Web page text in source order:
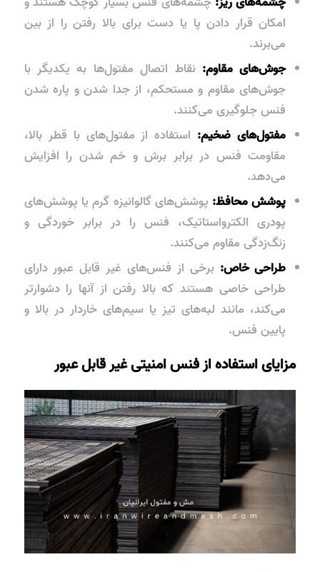
امکان قرار دادن پا یا دست برای بالا رفتن را از بین
می‌برند.
جوش‌های مقاوم: نقاط اتصال مفتول‌ها به یکدیگر با
جوش‌های مقاوم و مستحکم، از جدا شدن و پاره شدن
فنس جلوگیری می‌کنند.
مفتول‌های ضخیم: استفاده از مفتول‌های با قطر بالا،
مقاومت فنس در برابر برش و خم شدن را افزایش
می‌دهد.
پوشش محافظ: پوشش‌های گالوانیزه گرم یا پوشش‌های
پودری الکترواستاتیک، فنس را در برابر خوردگی و
زنگ‌زدگی مقاوم می‌کنند.
طراحی خاص: برخی از فنس‌های غیر قابل عبور دارای
طراحی خاصی هستند که بالا رفتن از آنها را دشوارتر
می‌کند، مانند لبه‌های تیز یا سیم‌های خاردار در بالا و
پایین فنس.
مزایای استفاده از فنس امنیتی غیر قابل عبور